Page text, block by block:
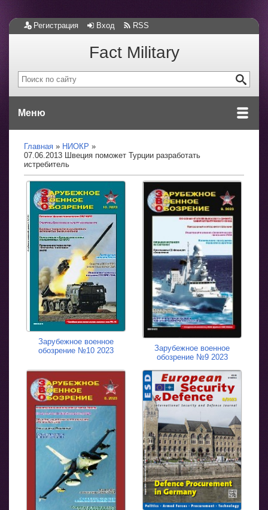
Регистрация Вход RSS
Fact Military
Меню
Главная
НИОКР
07.06.2013 Швеция поможет Турции разработать
истребитель
Зарубежное военное
обозрение №10 2023
Зарубежное военное
обозрение №9 2023